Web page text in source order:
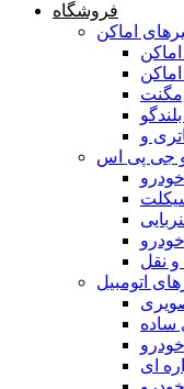
فروشگاه
اماکن
و نقل
اتومبیل
ساده
ای